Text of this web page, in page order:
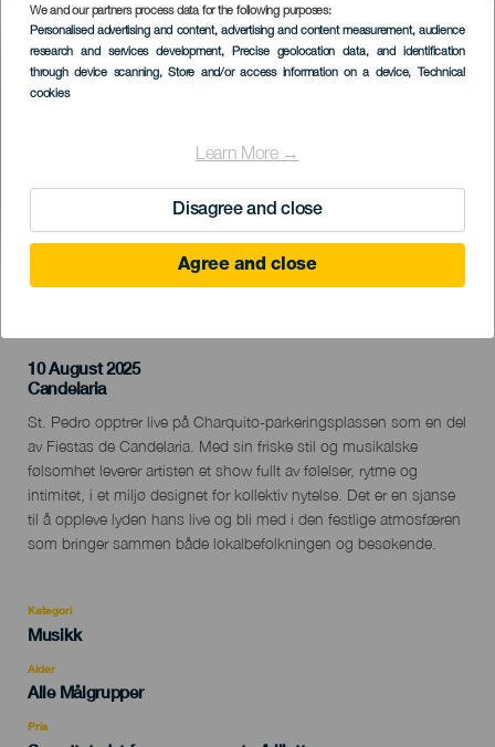
We and our partners process data for the following purposes:
Personalised advertising and content, advertising and content measurement, audience
research and services development, Precise geolocation data, and identification
through device scanning, Store and/or access information on a device, Technical
cookies
Learn More →
Disagree and close
Agree and close
Imagen
Listado
10 August 2025
Localidad
Candelaria
Descripción
del
evento
St. Pedro opptrer live på Charquito-parkeringsplassen som en del
av Fiestas de Candelaria. Med sin friske stil og musikalske
følsomhet leverer artisten et show fullt av følelser, rytme og
intimitet, i et miljø designet for kollektiv nytelse. Det er en sjanse
til å oppleve lyden hans live og bli med i den festlige atmosfæren
som bringer sammen både lokalbefolkningen og besøkende.
Kategori
Categoría
evento
Musikk
Alder
Edad
Recomendada
Alle Målgrupper
Pris